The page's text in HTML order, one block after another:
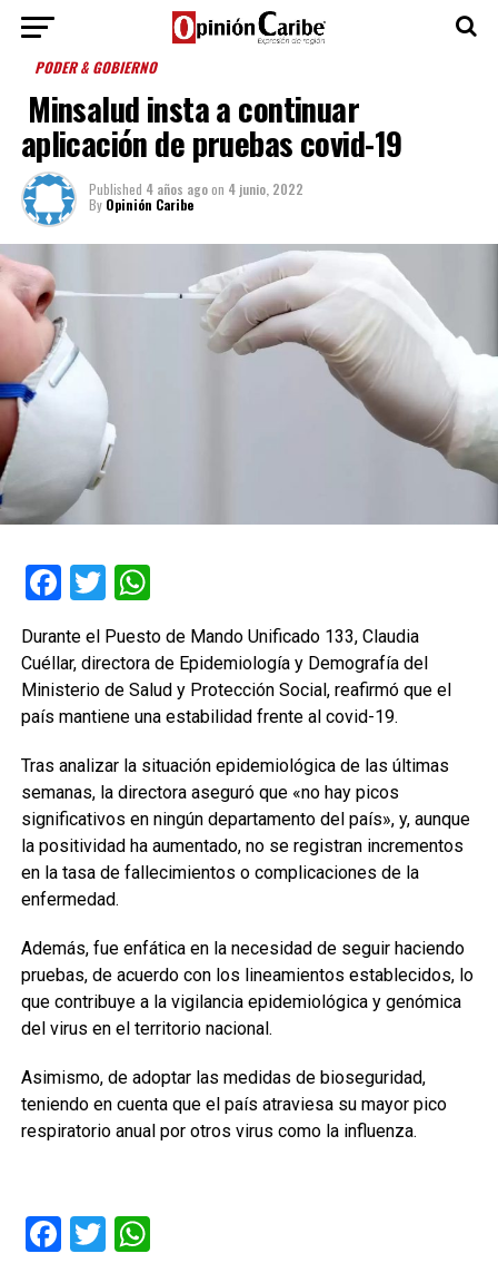
PODER & GOBIERNO
Minsalud insta a continuar
aplicación de pruebas covid-19
Published 4 años agoon 4 junio, 2022
By Opinión Caribe
Facebook
TwitterWhatsApp
Durante el Puesto de Mando Unificado 133, Claudia
Cuéllar, directora de Epidemiología y Demografía del
Ministerio de Salud y Protección Social, reafirmó que el
país mantiene una estabilidad frente al covid-19.
Tras analizar la situación epidemiológica de las últimas
semanas, la directora aseguró que «no hay picos
significativos en ningún departamento del país», y, aunque
la positividad ha aumentado, no se registran incrementos
en la tasa de fallecimientos o complicaciones de la
enfermedad.
Además, fue enfática en la necesidad de seguir haciendo
pruebas, de acuerdo con los lineamientos establecidos, lo
que contribuye a la vigilancia epidemiológica y genómica
del virus en el territorio nacional.
Asimismo, de adoptar las medidas de bioseguridad,
teniendo en cuenta que el país atraviesa su mayor pico
respiratorio anual por otros virus como la influenza.
Facebook
TwitterWhatsApp